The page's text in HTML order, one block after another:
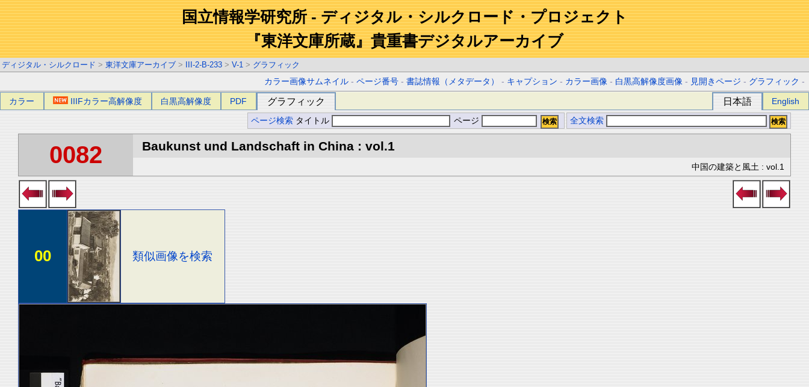
国立情報学研究所 - ディジタル・シルクロード・プロジェクト
『東洋文庫所蔵』貴重書デジタルアーカイブ
ディジタル・シルクロード > 東洋文庫アーカイブ > III-2-B-233 > V-1 > グラフィック
カラー画像サムネイル -ページ番号 -書誌情報（メタデータ） - キャプション - カラー画像 - 白黒高解像度画像 - 見開きページ - グラフィック -
カラー IIIFカラー高解像度 白黒高解像度 PDF グラフィック 日本語 English
ページ検索 タイトル ページ 全文検索
0082 Baukunst und Landschaft in China : vol.1
中国の建築と風土 : vol.1
00 類似画像を検索